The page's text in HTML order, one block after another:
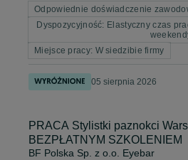
Odpowiednie doświadczenie
Dyspozycyjność: Elastyczny czas
Miejsce pracy: W siedzibie firmy
05 sierpnia 2026
PRACA Stylistki paznokci
BEZPŁATNYM SZKOLENIEM
BF Polska Sp. z o.o. Eyebar